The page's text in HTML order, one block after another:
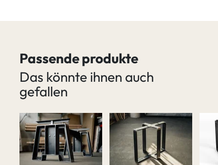
Passende produkte
Das könnte ihnen auch
gefallen